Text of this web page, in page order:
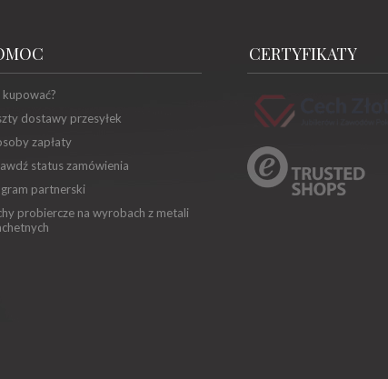
kupować?
dostawy przesyłek
zapłaty
status zamówienia
partnerski
probiercze na wyrobach z metali
CERTYFIKATY